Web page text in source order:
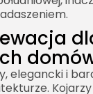
elegancki i